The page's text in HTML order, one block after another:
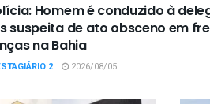
Homem é conduzido à
suspeita de ato obsceno em
na Bahia
2 2026/08/05